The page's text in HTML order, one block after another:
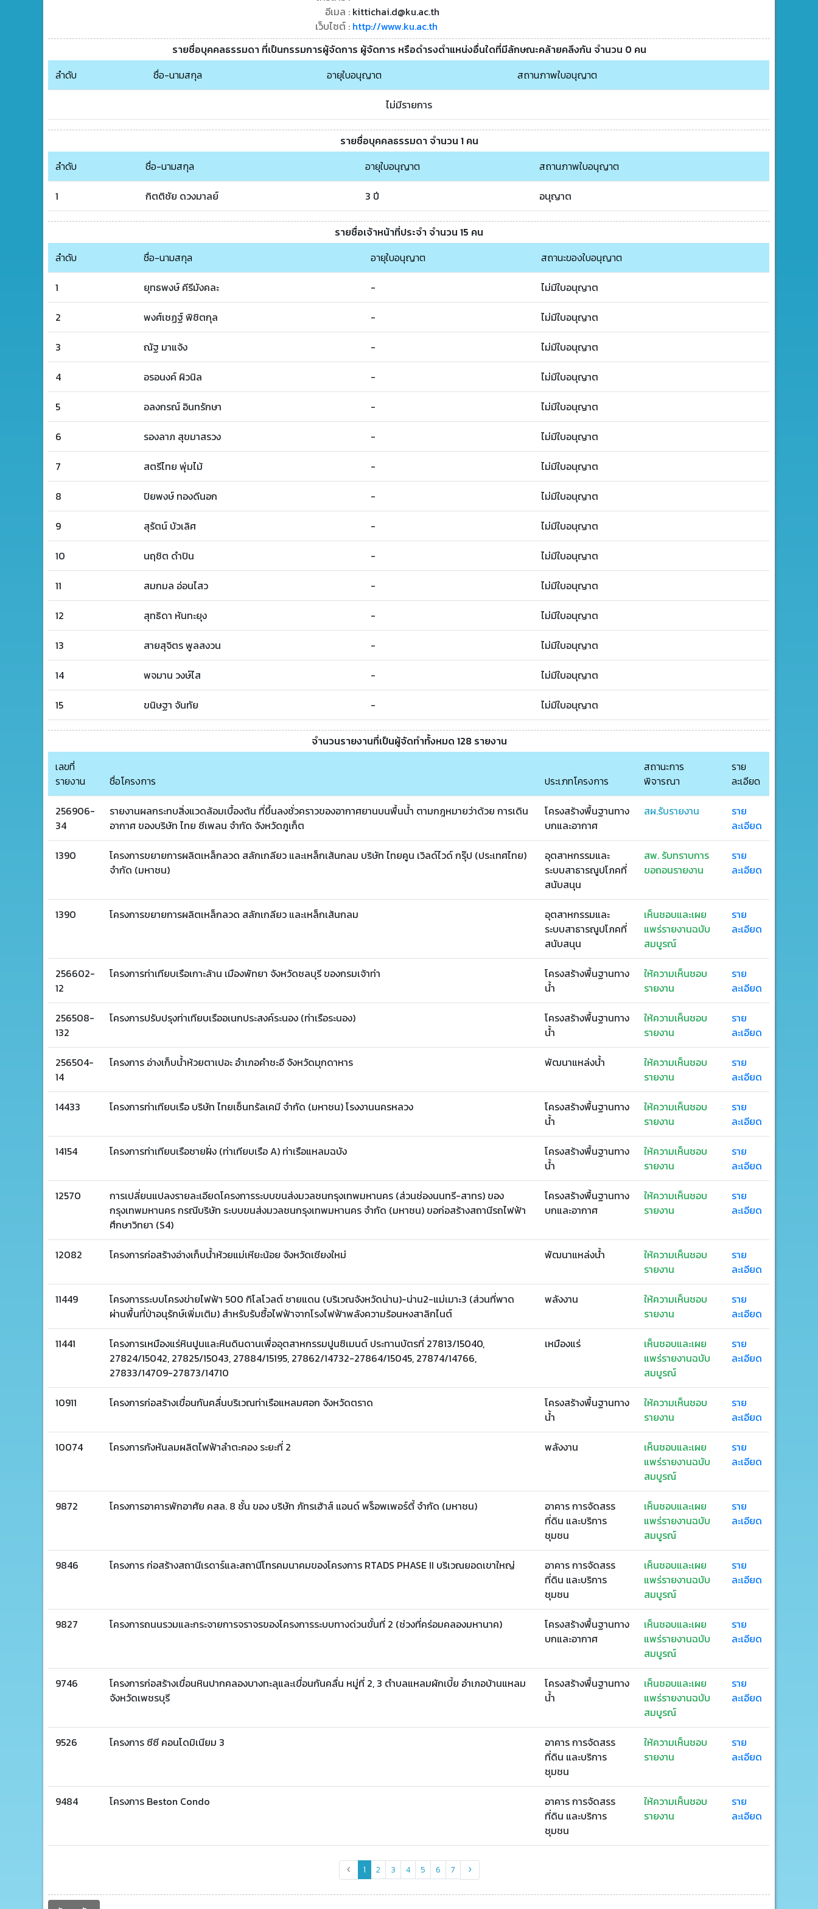
อีเมล : kittichai.d@ku.ac.th
เว็บไซต์ : http://www.ku.ac.th
รายชื่อบุคคลธรรมดา ที่เป็นกรรมการผู้จัดการ ผู้จัดการ หรือดำรงตำแหน่งอื่นใดที่มีลักษณะคล้ายคลึงกัน จำนวน 0 คน
ลำดับ
ชื่อ-นามสกุล อายุใบอนุญาต สถานภาพใบอนุญาต
ไม่มีรายการ
รายชื่อบุคคลธรรมดา จำนวน 1 คน
ลำดับ
ชื่อ-นามสกุล อายุใบอนุญาต สถานภาพใบอนุญาต
1 กิตติชัย ดวงมาลย์ 3 ปี อนุญาต
รายชื่อเจ้าหน้าที่ประจำ จำนวน 15 คน
ลำดับ
ชื่อ-นามสกุล อายุใบอนุญาต สถานะของใบอนุญาต
1 ยุทธพงษ์ คีรีมังคละ - ไม่มีใบอนุญาต
2 พงศ์เชฏฐ์ พิชิตกุล - ไม่มีใบอนุญาต
3 ณัฐ มาแจ้ง - ไม่มีใบอนุญาต
4 อรอนงค์ ผิวนิล - ไม่มีใบอนุญาต
5 อลงกรณ์ อินทรักษา - ไม่มีใบอนุญาต
6 รองลาภ สุขมาสรวง - ไม่มีใบอนุญาต
7 สตรีไทย พุ่มไม้ - ไม่มีใบอนุญาต
8 ปิยพงษ์ ทองดีนอก - ไม่มีใบอนุญาต
9 สุรัตน์ บัวเลิศ - ไม่มีใบอนุญาต
10 นฤชิต ดำปิน - ไม่มีใบอนุญาต
11 สมกมล อ่อนไสว - ไม่มีใบอนุญาต
12 สุทธิดา หันทะยุง - ไม่มีใบอนุญาต
13 สายสุจิตร พูลสงวน - ไม่มีใบอนุญาต
14 พจมาน วงษ์ไส - ไม่มีใบอนุญาต
15 ขนิษฐา จันทัย - ไม่มีใบอนุญาต
จำนวนรายงานที่เป็นผู้จัดทำทั้งหมด 128 รายงาน
เลขที่
รายงาน
ชื่อโครงการ ประเภทโครงการ
สถานะการ
พิจารณา
ราย
ละเอียด
256906-
34
รายงานผลกระทบสิ่งแวดล้อมเบื้องต้น ที่ขึ้นลงชั่วคราวของอากาศยานบนพื้นน้ำ ตามกฎหมายว่าด้วย การเดิน
อากาศ ของบริษัท ไทย ซีเพลน จำกัด จังหวัดภูเก็ต
โครงสร้างพื้นฐานทาง
บกและอากาศ
สผ.รับรายงาน
ราย
ละเอียด
1390
โครงการขยายการผลิตเหล็กลวด สลักเกลียว และเหล็กเส้นกลม บริษัท ไทยคูน เวิลด์ไวด์ กรุ๊ป (ประเทศไทย)
จำกัด (มหาชน)
อุตสาหกรรมและ
ระบบสาธารณูปโภคที่
สนับสนุน
สพ. รับทราบการ
ขอถอนรายงาน
ราย
ละเอียด
1390 โครงการขยายการผลิตเหล็กลวด สลักเกลียว และเหล็กเส้นกลม
อุตสาหกรรมและ
ระบบสาธารณูปโภคที่
สนับสนุน
เห็นชอบและเผย
แพร่รายงานฉบับ
สมบูรณ์
ราย
ละเอียด
256602-
12
โครงการท่าเทียบเรือเกาะล้าน เมืองพัทยา จังหวัดชลบุรี ของกรมเจ้าท่า
โครงสร้างพื้นฐานทาง
น้ำ
ให้ความเห็นชอบ
รายงาน
ราย
ละเอียด
256508-
132
โครงการปรับปรุงท่าเทียบเรืออเนกประสงค์ระนอง (ท่าเรือระนอง)
โครงสร้างพื้นฐานทาง
น้ำ
ให้ความเห็นชอบ
รายงาน
ราย
ละเอียด
256504-
14
โครงการ อ่างเก็บน้ำห้วยตาเปอะ อำเภอคำชะอี จังหวัดมุกดาหาร พัฒนาแหล่งน้ำ
ให้ความเห็นชอบ
รายงาน
ราย
ละเอียด
14433 โครงการท่าเทียบเรือ บริษัท ไทยเซ็นทรัลเคมี จำกัด (มหาชน) โรงงานนครหลวง
โครงสร้างพื้นฐานทาง
น้ำ
ให้ความเห็นชอบ
รายงาน
ราย
ละเอียด
14154 โครงการท่าเทียบเรือชายฝั่ง (ท่าเทียบเรือ A) ท่าเรือแหลมฉบัง
โครงสร้างพื้นฐานทาง
น้ำ
ให้ความเห็นชอบ
รายงาน
ราย
ละเอียด
12570
การเปลี่ยนแปลงรายละเอียดโครงการระบบขนส่งมวลชนกรุงเทพมหานคร (ส่วนช่องนนทรี-สาทร) ของ
กรุงเทพมหานคร กรณีบริษัท ระบบขนส่งมวลชนกรุงเทพมหานคร จำกัด (มหาชน) ขอก่อสร้างสถานีรถไฟฟ้า
ศึกษาวิทยา (S4)
โครงสร้างพื้นฐานทาง
บกและอากาศ
ให้ความเห็นชอบ
รายงาน
ราย
ละเอียด
12082 โครงการก่อสร้างอ่างเก็บน้ำห้วยแม่เหียะน้อย จังหวัดเชียงใหม่ พัฒนาแหล่งน้ำ
ให้ความเห็นชอบ
รายงาน
ราย
ละเอียด
11449
โครงการระบบโครงข่ายไฟฟ้า 500 กิโลโวลต์ ชายแดน (บริเวณจังหวัดน่าน)-น่าน2-แม่เมาะ3 (ส่วนที่พาด
ผ่านพื้นที่ป่าอนุรักษ์เพิ่มเติม) สำหรับรับซื้อไฟฟ้าจากโรงไฟฟ้าพลังความร้อนหงสาลิกไนต์
พลังงาน
ให้ความเห็นชอบ
รายงาน
ราย
ละเอียด
11441
โครงการเหมืองแร่หินปูนและหินดินดานเพื่ออุตสาหกรรมปูนซิเมนต์ ประทานบัตรที่ 27813/15040,
27824/15042, 27825/15043, 27884/15195, 27862/14732-27864/15045, 27874/14766,
27833/14709-27873/14710
เหมืองแร่
เห็นชอบและเผย
แพร่รายงานฉบับ
สมบูรณ์
ราย
ละเอียด
10911 โครงการก่อสร้างเขื่อนกันคลื่นบริเวณท่าเรือแหลมศอก จังหวัดตราด
โครงสร้างพื้นฐานทาง
น้ำ
ให้ความเห็นชอบ
รายงาน
ราย
ละเอียด
10074 โครงการกังหันลมผลิตไฟฟ้าลำตะคอง ระยะที่ 2 พลังงาน
เห็นชอบและเผย
แพร่รายงานฉบับ
สมบูรณ์
ราย
ละเอียด
9872 โครงการอาคารพักอาศัย คสล. 8 ชั้น ของ บริษัท ภัทรเฮ้าส์ แอนด์ พร็อพเพอร์ตี้ จำกัด (มหาชน)
อาคาร การจัดสรร
ที่ดิน และบริการ
ชุมชน
เห็นชอบและเผย
แพร่รายงานฉบับ
สมบูรณ์
ราย
ละเอียด
9846 โครงการ ก่อสร้างสถานีเรดาร์และสถานีโทรคมนาคมของโครงการ RTADS PHASE II บริเวณยอดเขาใหญ่
อาคาร การจัดสรร
ที่ดิน และบริการ
ชุมชน
เห็นชอบและเผย
แพร่รายงานฉบับ
สมบูรณ์
ราย
ละเอียด
9827 โครงการถนนรวมและกระจายการจราจรของโครงการระบบทางด่วนขั้นที่ 2 (ช่วงที่คร่อมคลองมหานาค)
โครงสร้างพื้นฐานทาง
บกและอากาศ
เห็นชอบและเผย
แพร่รายงานฉบับ
สมบูรณ์
ราย
ละเอียด
9746
โครงการก่อสร้างเขื่อนหินปากคลองบางทะลุและเขื่อนกันคลื่น หมู่ที่ 2, 3 ตำบลแหลมผักเบี้ย อำเภอบ้านแหลม
จังหวัดเพชรบุรี
โครงสร้างพื้นฐานทาง
น้ำ
เห็นชอบและเผย
แพร่รายงานฉบับ
สมบูรณ์
ราย
ละเอียด
9526 โครงการ ซีซี คอนโดมิเนียม 3
อาคาร การจัดสรร
ที่ดิน และบริการ
ชุมชน
ให้ความเห็นชอบ
รายงาน
ราย
ละเอียด
9484 โครงการ Beston Condo
อาคาร การจัดสรร
ที่ดิน และบริการ
ชุมชน
ให้ความเห็นชอบ
รายงาน
ราย
ละเอียด
1 2 3 4 5 6 7